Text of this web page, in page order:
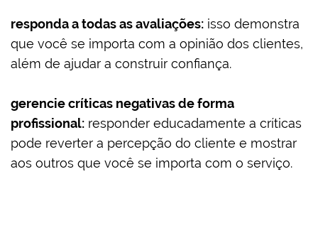
responda a todas as avaliações: isso demonstra
que você se importa com a opinião dos clientes,
além de ajudar a construir confiança.
gerencie críticas negativas de forma
profissional: responder educadamente a críticas
pode reverter a percepção do cliente e mostrar
aos outros que você se importa com o serviço.